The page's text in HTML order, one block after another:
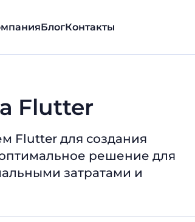
БлогКонтакты
Flutter
Flutter для создания
решение для
затратами и